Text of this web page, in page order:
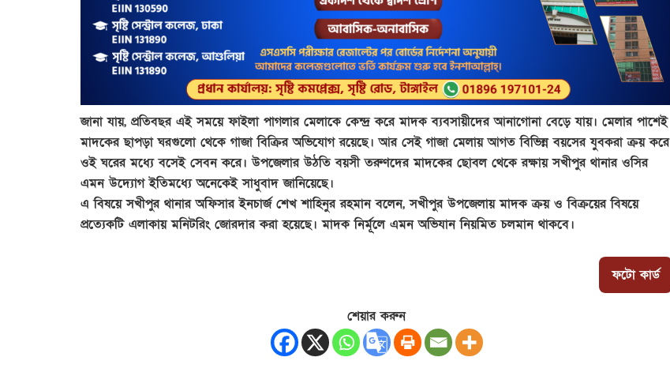
জানা যায়, প্রতিবছর এই সময়ে ফাইলা পাগলার মেলাকে কেন্দ্র করে মাদক ব্যবসায়ীদের আনাগোনা বেড়ে যায়। মেলার পাশেই
মাদকের ছাপড়া ঘরগুলো থেকে গাজা বিক্রির অভিযোগ রয়েছে। আর সেই গাজা মেলায় আগত বিভিন্ন বয়সের যুবকরা ক্রয় করে
ওই ঘরের মধ্যে বসেই সেবন করে। উপজেলার উঠতি বয়সী তরুণদের মাদকের ছোবল থেকে রক্ষায় সখীপুর থানার ওসির
এমন উদ্যোগ ইতিমধ্যে অনেকেই সাধুবাদ জানিয়েছে।
এ বিষয়ে সখীপুর থানার অফিসার ইনচার্জ শেখ শাহিনুর রহমান বলেন, সখীপুর উপজেলায় মাদক ক্রয় ও বিক্রয়ের বিষয়ে
প্রত্যেকটি এলাকায় মনিটরিং জোরদার করা হয়েছে। মাদক নির্মূলে এমন অভিযান নিয়মিত চলমান থাকবে।
ফটো কার্ড
শেয়ার করুন